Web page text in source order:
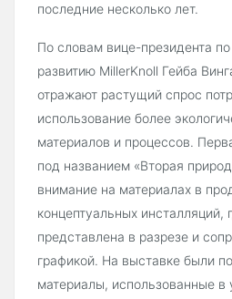
последние несколько лет.
По словам вице-президента
развитию MillerKnoll Гейба
отражают растущий спрос
использование более
материалов и процессов.
под названием «Вторая
внимание на материалах в
концептуальных инсталляций,
представлена в разрезе и
графикой. На выставке были
материалы, использованные в